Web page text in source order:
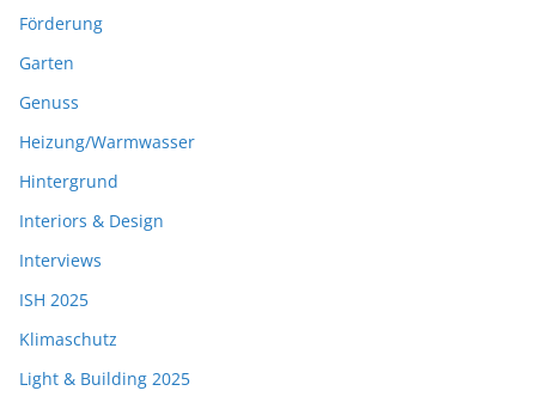
Förderung
Garten
Genuss
Heizung/Warmwasser
Hintergrund
Interiors & Design
Interviews
ISH 2025
Klimaschutz
Light & Building 2025